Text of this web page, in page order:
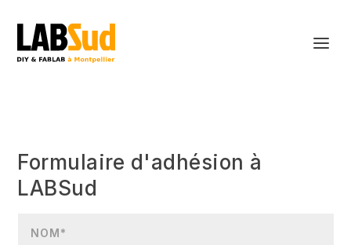
Formulaire d'adhésion à
LABSud